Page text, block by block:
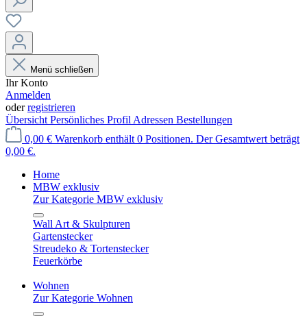
Menü schließen
Ihr Konto
Anmelden
oderregistrieren
Übersicht Persönliches Profil Adressen Bestellungen
0,00 € Warenkorb enthält 0 Positionen. Der Gesamtwert beträgt
0,00 €.
Home
MBW exklusiv
Zur Kategorie MBW exklusiv
Wall Art & Skulpturen
Gartenstecker
Streudeko & Tortenstecker
Feuerkörbe
Wohnen
Zur Kategorie Wohnen